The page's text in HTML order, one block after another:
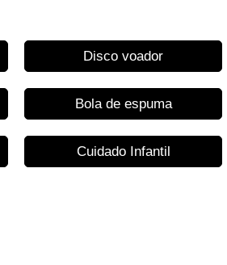
Disco voador
Bola de espuma
Cuidado Infantil